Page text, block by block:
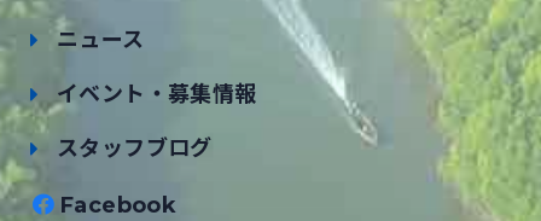
ニュース
イベント・募集情報
スタッフブログ
Facebook